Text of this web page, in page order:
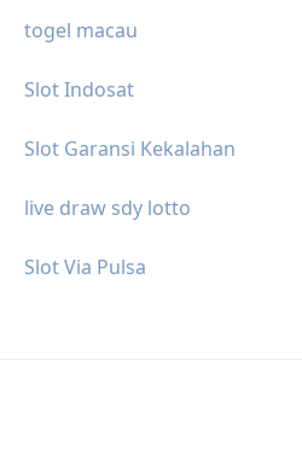
togel macau
Slot Indosat
Slot Garansi Kekalahan
live draw sdy lotto
Slot Via Pulsa